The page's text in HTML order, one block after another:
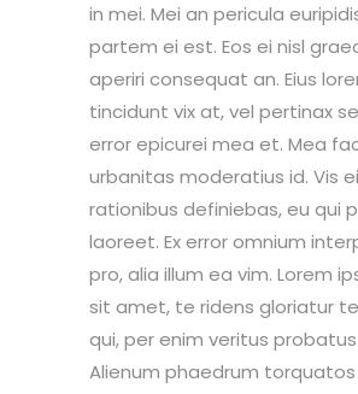
in mei. Mei an pericula
partem ei est. Eos ei nisl
aperiri consequat an. Eius
tincidunt vix at, vel pertinax
error epicurei mea et. Mea
urbanitas moderatius id. Vis ei
rationibus definiebas, eu qui
laoreet. Ex error omnium
pro, alia illum ea vim. Lorem
sit amet, te ridens gloriatur
qui, per enim veritus
Alienum phaedrum